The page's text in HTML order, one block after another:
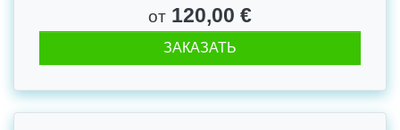
от 120,00 €
ЗАКАЗАТЬ